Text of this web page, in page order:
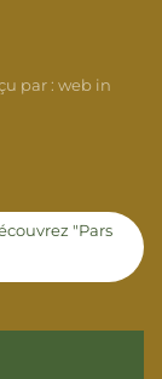
par : web in
"Pars